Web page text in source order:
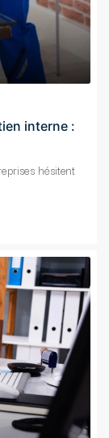
interne :
hésitent